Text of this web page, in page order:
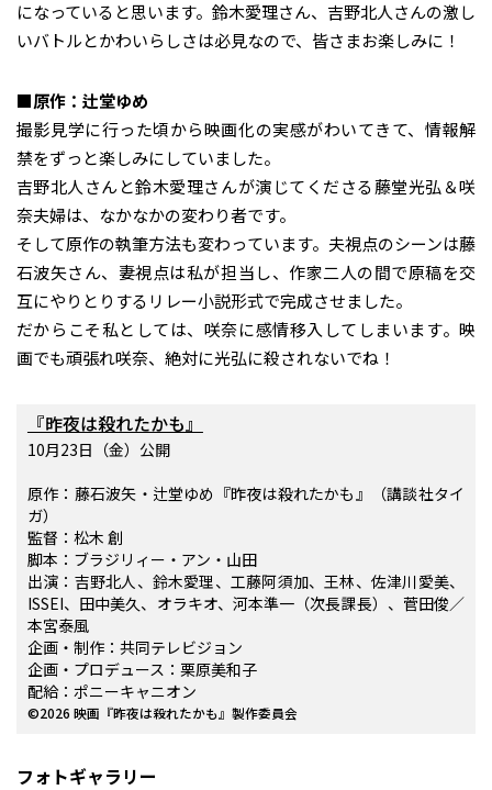
になっていると思います。鈴木愛理さん、吉野北人さんの激し
いバトルとかわいらしさは必見なので、皆さまお楽しみに！
■原作：辻堂ゆめ
撮影見学に行った頃から映画化の実感がわいてきて、情報解
禁をずっと楽しみにしていました。
吉野北人さんと鈴木愛理さんが演じてくださる藤堂光弘＆咲
奈夫婦は、なかなかの変わり者です。
そして原作の執筆方法も変わっています。夫視点のシーンは藤
石波矢さん、妻視点は私が担当し、作家二人の間で原稿を交
互にやりとりするリレー小説形式で完成させました。
だからこそ私としては、咲奈に感情移入してしまいます。映
画でも頑張れ咲奈、絶対に光弘に殺されないでね！
『昨夜は殺れたかも』
10月23日（金）公開
原作：藤石波矢・辻堂ゆめ『昨夜は殺れたかも』（講談社タイ
ガ）
監督：松木 創
脚本：ブラジリィー・アン・山田
出演：吉野北人、鈴木愛理、工藤阿須加、王林、佐津川愛美、
ISSEI、田中美久、オラキオ、河本準一（次長課長）、菅田俊／
本宮泰風
企画・制作：共同テレビジョン
企画・プロデュース：栗原美和子
配給：ポニーキャニオン
©2026 映画『昨夜は殺れたかも』製作委員会
フォトギャラリー